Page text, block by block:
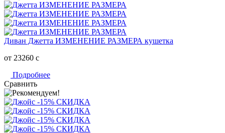
Диван Джетта ИЗМЕНЕНИЕ РАЗМЕРА кушетка
от 23260 c
Подробнее
Сравнить